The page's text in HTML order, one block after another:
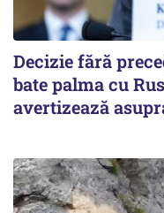
Decizie fără
bate palma cu
avertizează